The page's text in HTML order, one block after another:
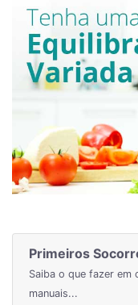
Primeiros
Saiba o que fazer em
manuais...